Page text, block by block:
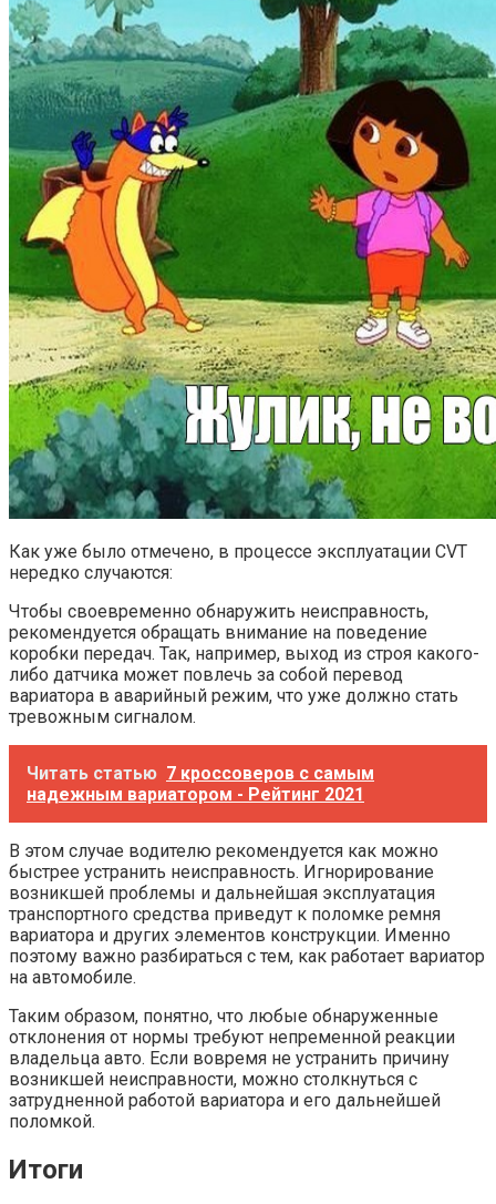
Как уже было отмечено, в процессе эксплуатации CVT
нередко случаются:
Чтобы своевременно обнаружить неисправность,
рекомендуется обращать внимание на поведение
коробки передач. Так, например, выход из строя какого-
либо датчика может повлечь за собой перевод
вариатора в аварийный режим, что уже должно стать
тревожным сигналом.
Читать статью 7 кроссоверов с самым
надежным вариатором - Рейтинг 2021
В этом случае водителю рекомендуется как можно
быстрее устранить неисправность. Игнорирование
возникшей проблемы и дальнейшая эксплуатация
транспортного средства приведут к поломке ремня
вариатора и других элементов конструкции. Именно
поэтому важно разбираться с тем, как работает вариатор
на автомобиле.
Таким образом, понятно, что любые обнаруженные
отклонения от нормы требуют непременной реакции
владельца авто. Если вовремя не устранить причину
возникшей неисправности, можно столкнуться с
затрудненной работой вариатора и его дальнейшей
поломкой.
Итоги